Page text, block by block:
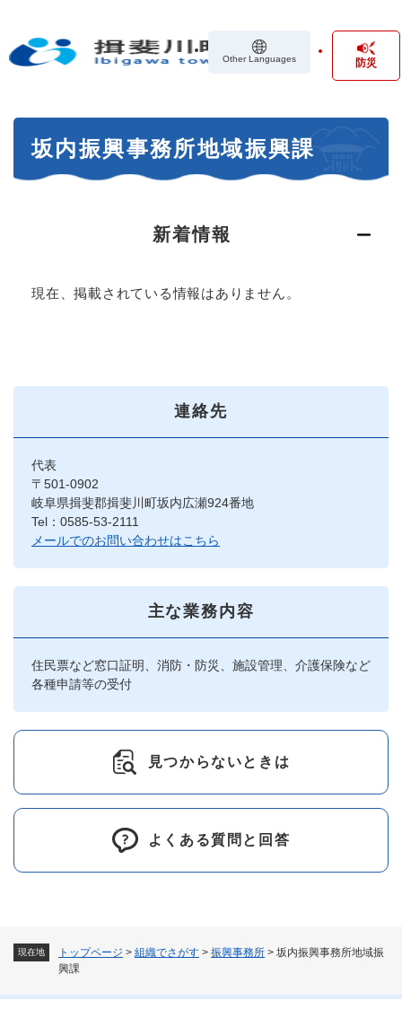
の
Other Languages 防災
現在地 トップページ > 組織でさがす > 振興事務所 > 坂内振興事務所地域振
興課
坂内振興事務所地域振興課
新着情報
現在、掲載されている情報はありません。
連絡先
代表
〒501-0902
岐阜県揖斐郡揖斐川町坂内広瀬924番地
Tel：0585-53-2111
メールでのお問い合わせはこちら
主な業務内容
住民票など窓口証明、消防・防災、施設管理、介護保険など
各種申請等の受付
見つからないときは
よくある質問と回答